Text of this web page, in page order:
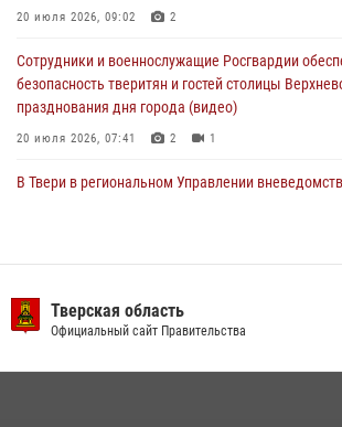
(видео)
20 июля 2026, 09:02 2
Сотрудники и военнослужащие Росгвардии
безопасность тверитян и гостей столицы
празднования дня города (видео)
20 июля 2026, 07:41 2 1
В Твери в региональном Управлении
10 июля 2026, 08:44 1
Тверская область
Официальный сайт Правительства